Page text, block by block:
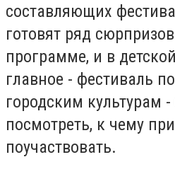
составляющих
готовят ряд
программе, и в
главное - фестиваль
городским культурам -
посмотреть, к чему
поучаствовать.